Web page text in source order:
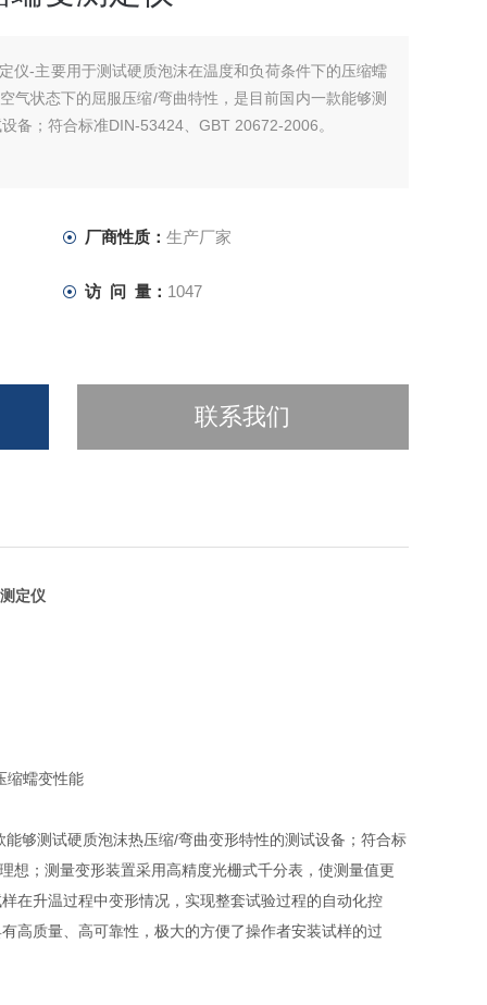
仪-主要用于测试硬质泡沫在温度和负荷条件下的压缩蠕
气状态下的屈服压缩/弯曲特性，是目前国内一款能够测
备；符合标准DIN-53424、GBT 20672-2006。
厂商性质： 生产厂家
访 问 量： 1047
联系我们
定仪
缩蠕变性能
够测试硬质泡沫热压缩/弯曲变形特性的测试设备；符合标
；测量变形装置采用高精度光栅式千分表，使测量值更
在升温过程中变形情况，实现整套试验过程的自动化控
高质量、高可靠性，极大的方便了操作者安装试样的过